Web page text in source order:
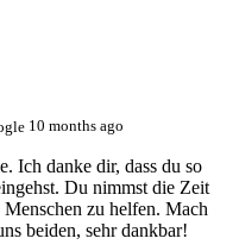
10 months ago
Ich danke dir, dass du so
Du nimmst die Zeit
zu helfen. Mach
beiden, sehr dankbar!